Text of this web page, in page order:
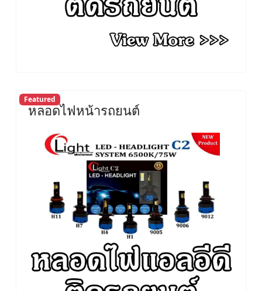
Featured
หลอดไฟหน้ารถยนต์